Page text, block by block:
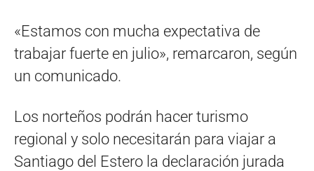
«Estamos con mucha expectativa de
trabajar fuerte en julio», remarcaron, según
un comunicado.
Los norteños podrán hacer turismo
regional y solo necesitarán para viajar a
Santiago del Estero la declaración jurada